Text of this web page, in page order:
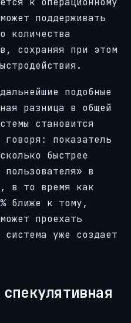
поддерживать
количества
сохраняя при этом
подобные
разница в общей
становится
показатель
быстрее
в
в то время как
ближе к тому,
проехать
уже создает